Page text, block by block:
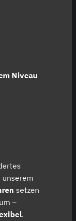
Niveau
unserem
setzen
–
.